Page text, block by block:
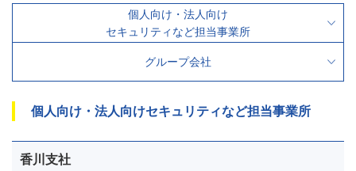
個人向け・法人向け
セキュリティなど担当事業所
グループ会社
個人向け・法人向けセキュリティなど担当事業所
香川支社